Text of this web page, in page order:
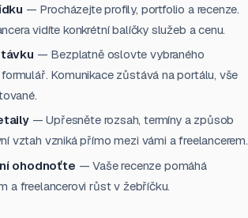
— Procházejte profily, portfolio a recenze.
vidíte konkrétní balíčky služeb a cenu.
— Bezplatně oslovte vybraného
Komunikace zůstává na portálu, vše
— Upřesněte rozsah, termíny a způsob
vztah vzniká přímo mezi vámi a freelancerem.
ohodnoťte — Vaše recenze pomáhá
a freelancerovi růst v žebříčku.